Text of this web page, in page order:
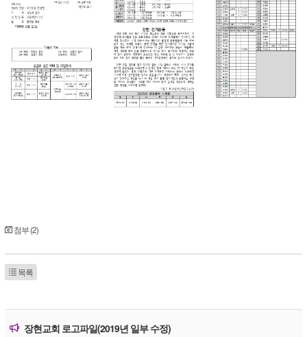
첨부 (2)
목록
장현교회 로고파일(2019년 일부 수정)